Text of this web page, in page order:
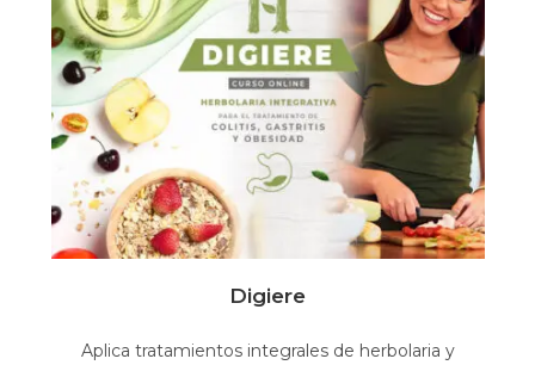
Digiere
Aplica tratamientos integrales de herbolaria y